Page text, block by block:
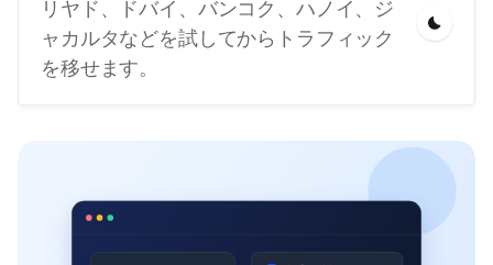
リヤド、ドバイ、バンコク、ハノイ、ジ
ャカルタなどを試してからトラフィック
を移せます。